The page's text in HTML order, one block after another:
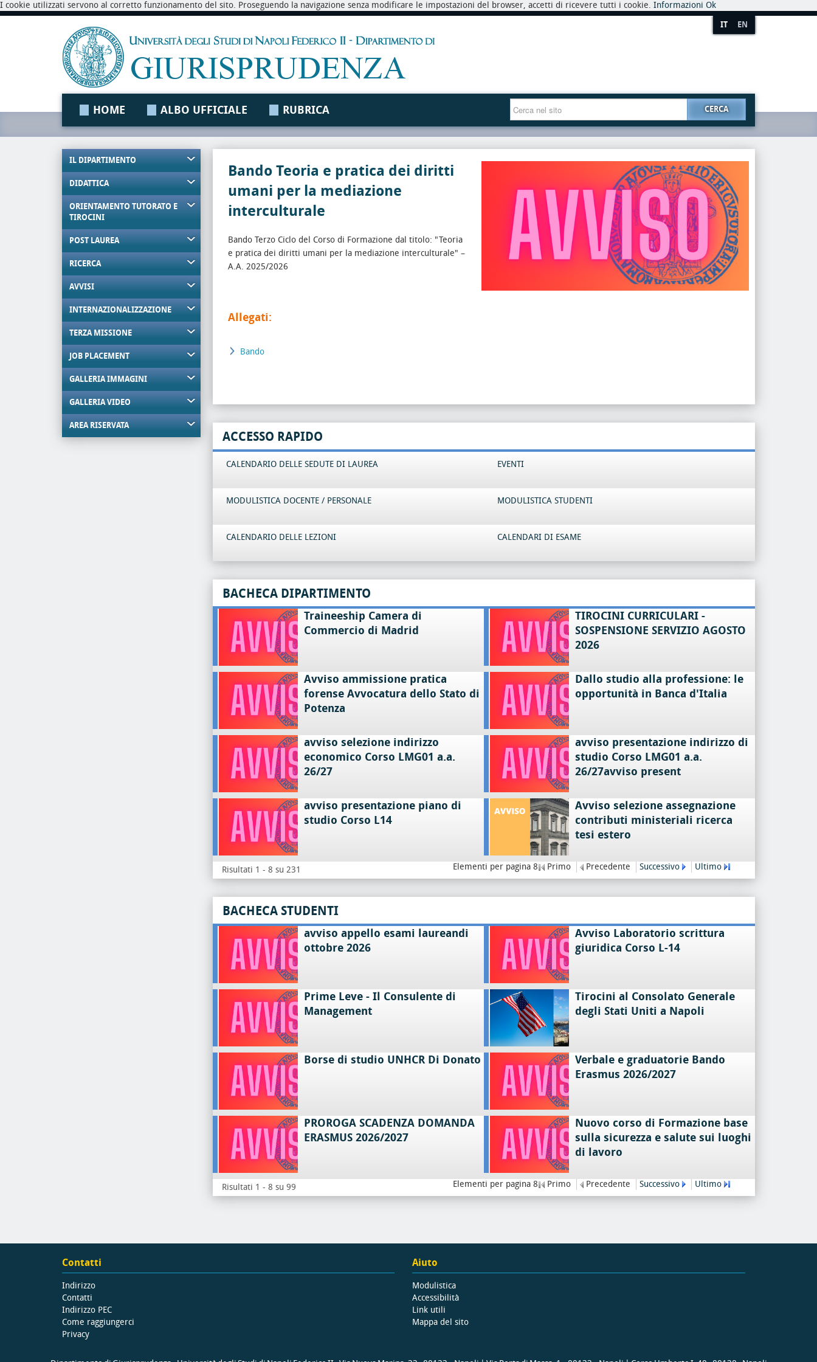
I cookie utilizzati servono al corretto funzionamento del sito. Proseguendo la navigazione senza modificare le impostazioni del browser, accetti di ricevere tutti i cookie. Informazioni Ok
IT EN
HOME ALBO UFFICIALE RUBRICA CERCA
IL DIPARTIMENTO
DIDATTICA
ORIENTAMENTO TUTORATO E
TIROCINI
POST LAUREA
RICERCA
AVVISI
INTERNAZIONALIZZAZIONE
TERZA MISSIONE
JOB PLACEMENT
GALLERIA IMMAGINI
GALLERIA VIDEO
AREA RISERVATA
Bando Teoria e pratica dei diritti
umani per la mediazione
interculturale
Bando Terzo Ciclo del Corso di Formazione dal titolo: "Teoria
e pratica dei diritti umani per la mediazione interculturale" –
A.A. 2025/2026
Allegati:
Bando
ACCESSO RAPIDO
CALENDARIO DELLE SEDUTE DI LAUREA EVENTI
MODULISTICA DOCENTE / PERSONALE MODULISTICA STUDENTI
CALENDARIO DELLE LEZIONI CALENDARI DI ESAME
BACHECA DIPARTIMENTO
Traineeship Camera di
Commercio di Madrid
TIROCINI CURRICULARI -
SOSPENSIONE SERVIZIO AGOSTO
2026
Avviso ammissione pratica
forense Avvocatura dello Stato di
Potenza
Dallo studio alla professione: le
opportunità in Banca d'Italia
avviso selezione indirizzo
economico Corso LMG01 a.a.
26/27
avviso presentazione indirizzo di
studio Corso LMG01 a.a.
26/27avviso present
avviso presentazione piano di
studio Corso L14
Avviso selezione assegnazione
contributi ministeriali ricerca
tesi estero
Risultati 1 - 8 su 231 Elementi per pagina 8 Primo Precedente Successivo Ultimo
BACHECA STUDENTI
avviso appello esami laureandi
ottobre 2026
Avviso Laboratorio scrittura
giuridica Corso L-14
Prime Leve - Il Consulente di
Management
Tirocini al Consolato Generale
degli Stati Uniti a Napoli
Borse di studio UNHCR Di Donato
Verbale e graduatorie Bando
Erasmus 2026/2027
PROROGA SCADENZA DOMANDA
ERASMUS 2026/2027
Nuovo corso di Formazione base
sulla sicurezza e salute sui luoghi
di lavoro
Risultati 1 - 8 su 99 Elementi per pagina 8 Primo Precedente Successivo Ultimo
Contatti
Indirizzo
Contatti
Indirizzo PEC
Come raggiungerci
Privacy
Aiuto
Modulistica
Accessibilità
Link utili
Mappa del sito